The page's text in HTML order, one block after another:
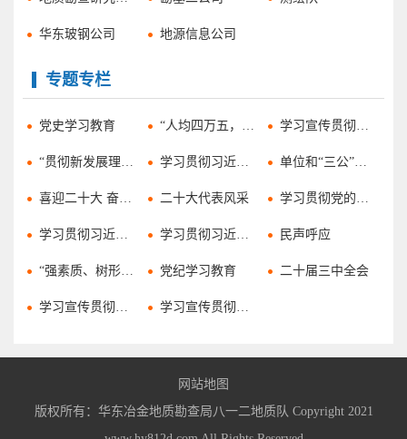
华东玻钢公司 地源信息公司
专题专栏
党史学习教育
学习贯彻习近平总书记考察安徽重要讲话指示精神
二十大代表风采
学习贯彻习近平新时代中国特色社会主义思想主题教育 民声呼应
党纪学习教育 二十届三中全会
网站地图
版权所有：华东冶金地质勘查局八一二地质队 Copyright 2021